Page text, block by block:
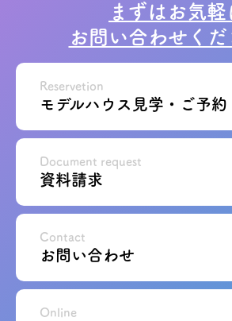
まずはお気軽
お問い合わせくだ
モデルハウス見学・ご予約
Reservetion
資料請求
Document request
お問い合わせ
Contact
Online